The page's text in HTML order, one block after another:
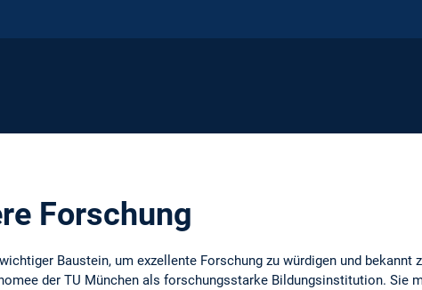
Forschung
Baustein, um exzellente Forschung zu würdigen und bekannt
der TU München als forschungsstarke Bildungsinstitution. Sie